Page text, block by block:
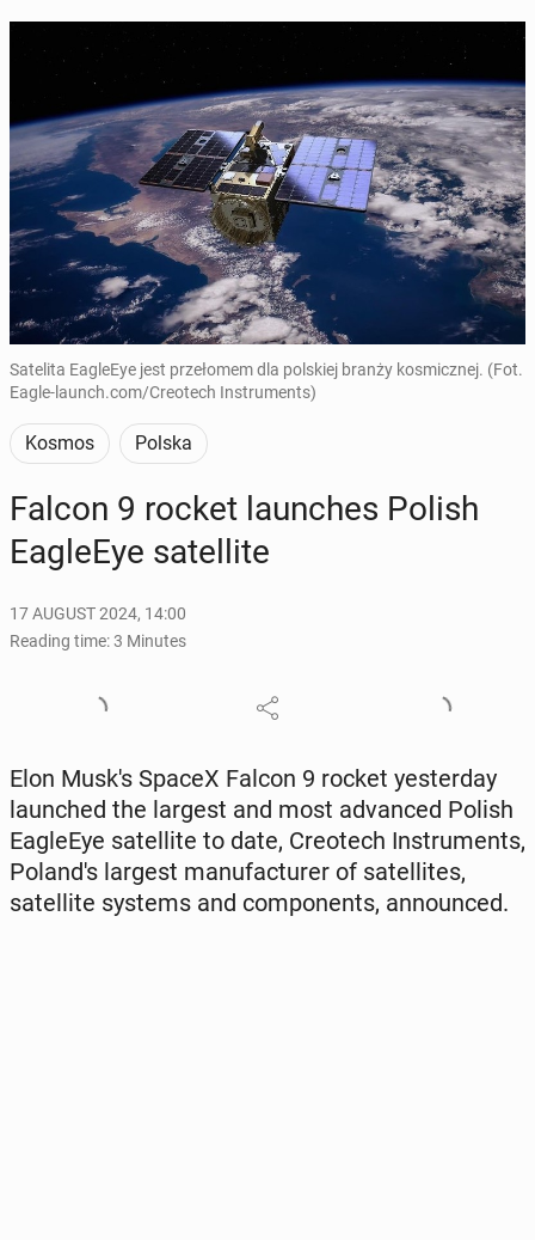
Satelita EagleEye jest przełomem dla polskiej branży kosmicznej. (Fot.
Eagle-launch.com/Creotech Instruments)
Kosmos Polska
Falcon 9 rocket launch­es Polish
Ea­gle­Eye satel­lite
17 AUGUST 2024, 14:00
Reading time: 3 Minutes
Elon Musk's SpaceX Falcon 9 rocket yes­ter­day
launched the largest and most ad­vanced Polish
Ea­gle­Eye satel­lite to date, Creotech In­stru­ments,
Poland's largest man­u­fac­tur­er of satel­lites,
satel­lite systems and com­po­nents, an­nounced.